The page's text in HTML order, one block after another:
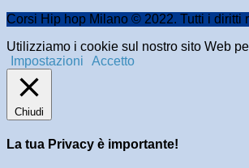
Corsi Hip hop Milano © 2022. Tutti i diritti
Utilizziamo i cookie sul nostro sito Web
Impostazioni
Accetto
Chiudi
La tua Privacy è importante!